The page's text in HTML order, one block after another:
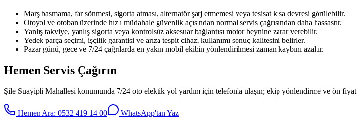
Marş basmama, far sönmesi, sigorta atması, alternatör şarj etmemesi veya tesisat kısa devresi görülebilir.
Otoyol ve otoban üzerinde hızlı müdahale güvenlik açısından normal servis çağrısından daha hassastır.
Yanlış takviye, yanlış sigorta veya kontrolsüz aksesuar bağlantısı motor beynine zarar verebilir.
Yedek parça seçimi, işçilik garantisi ve arıza tespit cihazı kullanımı sonuç kalitesini belirler.
Pazar günü, gece ve 7/24 çağrılarda en yakın mobil ekibin yönlendirilmesi zaman kaybını azaltır.
Hemen Servis Çağırın
Şile Suayipli Mahallesi konumunda 7/24 oto elektik yol yardım için telefonla ulaşın; ekip yönlendirme ve ön fiyat
Hemen Ara: 0532 419 14 00 WhatsApp'tan Yaz